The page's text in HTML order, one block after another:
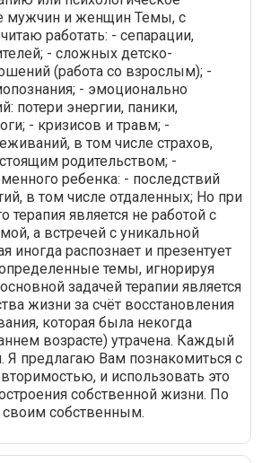
мужчин и женщин Темы, с
работать: - сепарации,
- сложных детско-
(работа со взрослым); -
- эмоционально
потери энергии, паники,
- кризисов и травм; -
в том числе страхов,
родительством; -
ребенка: - последствий
в том числе отдаленных; Но при
терапия является не работой с
а встречей с уникальной
иногда распознает и презентует
темы, игнорируя
задачей терапии является
жизни за счёт восстановления
которая была некогда
возрасте) утрачена. Каждый
Я предлагаю Вам познакомиться с
и использовать это
собственной жизни. По
собственным.